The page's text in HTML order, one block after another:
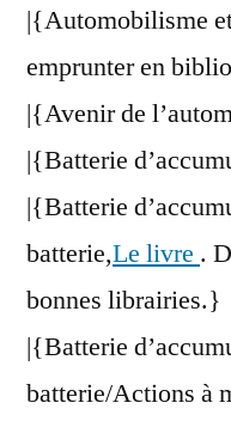
|{Automobilisme
emprunter en
|{Avenir de
|{Batterie
|{Batterie
batterie,Le livre .
bonnes librairies.}
|{Batterie
batterie/Actions à